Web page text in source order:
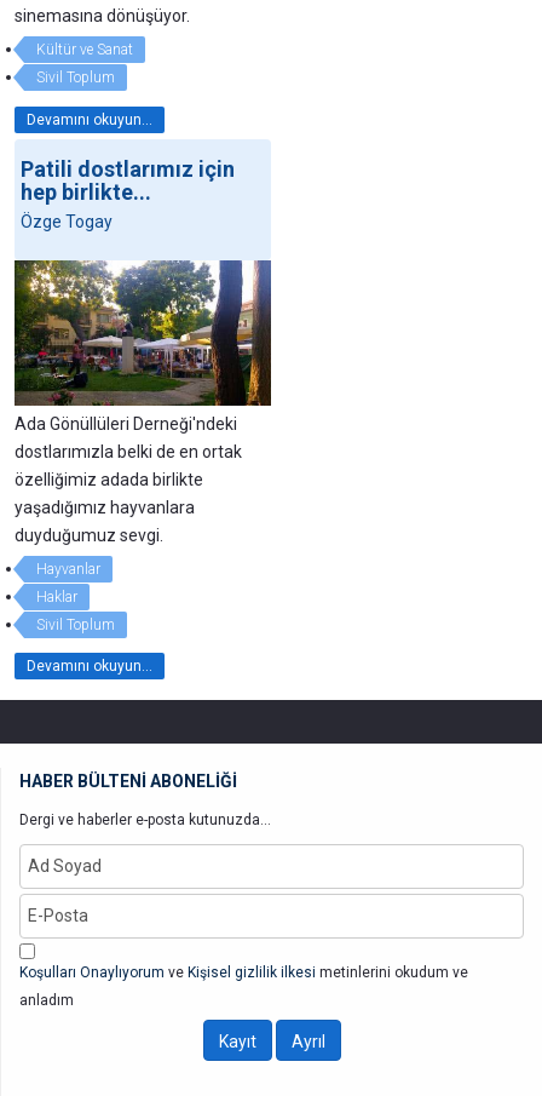
sinemasına dönüşüyor.
Kültür ve Sanat
Sivil Toplum
Devamını okuyun...
Patili dostlarımız için
hep birlikte...
Özge Togay
Ada Gönüllüleri Derneği'ndeki
dostlarımızla belki de en ortak
özelliğimiz adada birlikte
yaşadığımız hayvanlara
duyduğumuz sevgi.
Hayvanlar
Haklar
Sivil Toplum
Devamını okuyun...
HABER BÜLTENİ ABONELİĞİ
Dergi ve haberler e-posta kutunuzda...
Koşulları Onaylıyorum ve Kişisel gizlilik ilkesi metinlerini okudum ve
anladım